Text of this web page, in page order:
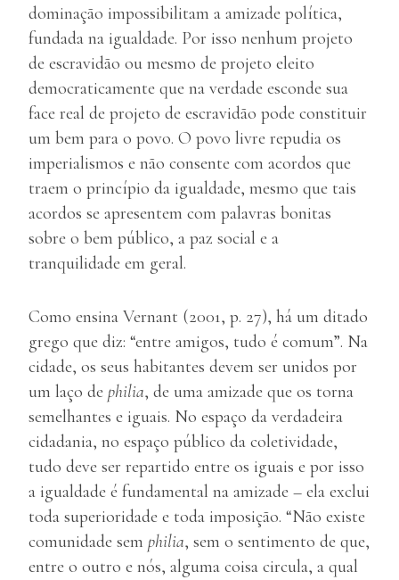
dominação impossibilitam a amizade política,
fundada na igualdade. Por isso nenhum projeto
de escravidão ou mesmo de projeto eleito
democraticamente que na verdade esconde sua
face real de projeto de escravidão pode constituir
um bem para o povo. O povo livre repudia os
imperialismos e não consente com acordos que
traem o princípio da igualdade, mesmo que tais
acordos se apresentem com palavras bonitas
sobre o bem público, a paz social e a
tranquilidade em geral.
Como ensina Vernant (2001, p. 27), há um ditado
grego que diz: “entre amigos, tudo é comum”. Na
cidade, os seus habitantes devem ser unidos por
um laço de philia, de uma amizade que os torna
semelhantes e iguais. No espaço da verdadeira
cidadania, no espaço público da coletividade,
tudo deve ser repartido entre os iguais e por isso
a igualdade é fundamental na amizade – ela exclui
toda superioridade e toda imposição. “Não existe
comunidade sem philia, sem o sentimento de que,
entre o outro e nós, alguma coisa circula, a qual